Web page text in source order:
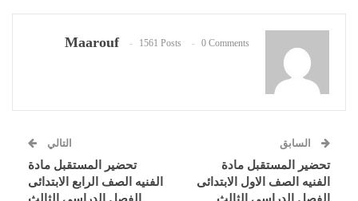
Maarouf 1561 Posts 0 Comments
السابق
تحضير المستقبل مادة
الفنيه الصف الاول الابتدائى
الفصل الدراسي الثالث
التالي
تحضير المستقبل مادة
الفنيه الصف الرابع الابتدائى
الفصل الدراسي الثالث